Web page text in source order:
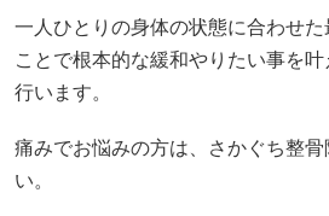
一人ひとりの身体の状態に合わせ
ことで根本的な緩和やりたい事を
行います。
痛みでお悩みの方は、さかぐち整
い。